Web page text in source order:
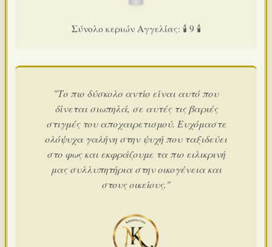
Σύνολο κεριών Αγγελίας: 🕯️ 9 🕯️
"Το πιο δύσκολο αντίο είναι αυτό που
δίνεται σιωπηλά, σε αυτές τις βαριές
στιγμές του αποχαιρετισμού. Ευχόμαστε
ολόψυχα γαλήνη στην ψυχή που ταξιδεύει
στο φως και εκφράζουμε τα πιο ειλικρινή
μας συλλυπητήρια στην οικογένεια και
στους οικείους."